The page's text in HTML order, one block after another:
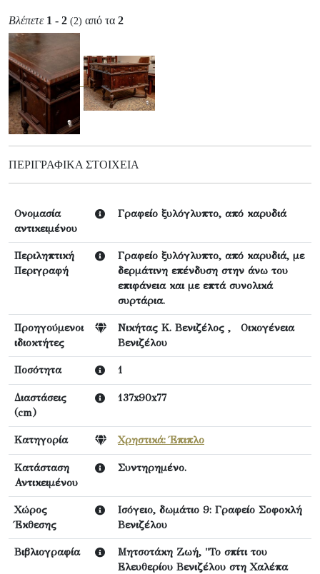
Βλέπετε 1 - 2 (2) από τα 2
ΠΕΡΙΓΡΑΦΙΚΆ ΣΤΟΙΧΕΊΑ
Ονομασία
αντικειμένου
Γραφείο ξυλόγλυπτο, από καρυδιά
Περιληπτική
Περιγραφή
Γραφείο ξυλόγλυπτο, από καρυδιά, με
δερμάτινη επένδυση στην άνω του
επιφάνεια και με επτά συνολικά
συρτάρια.
Προηγούμενοι
ιδιοκτήτες
Νικήτας Κ. Βενιζέλος , Οικογένεια
Βενιζέλου
Ποσότητα 1
Διαστάσεις
(cm)
137x90x77
Κατηγορία Χρηστικά: Έπιπλο
Κατάσταση
Αντικειμένου
Συντηρημένο.
Χώρος
Έκθεσης
Ισόγειο, δωμάτιο 9: Γραφείο Σοφοκλή
Βενιζέλου
Βιβλιογραφία
Μητσοτάκη Ζωή, "Το σπίτι του
Ελευθερίου Βενιζέλου στη Χαλέπα